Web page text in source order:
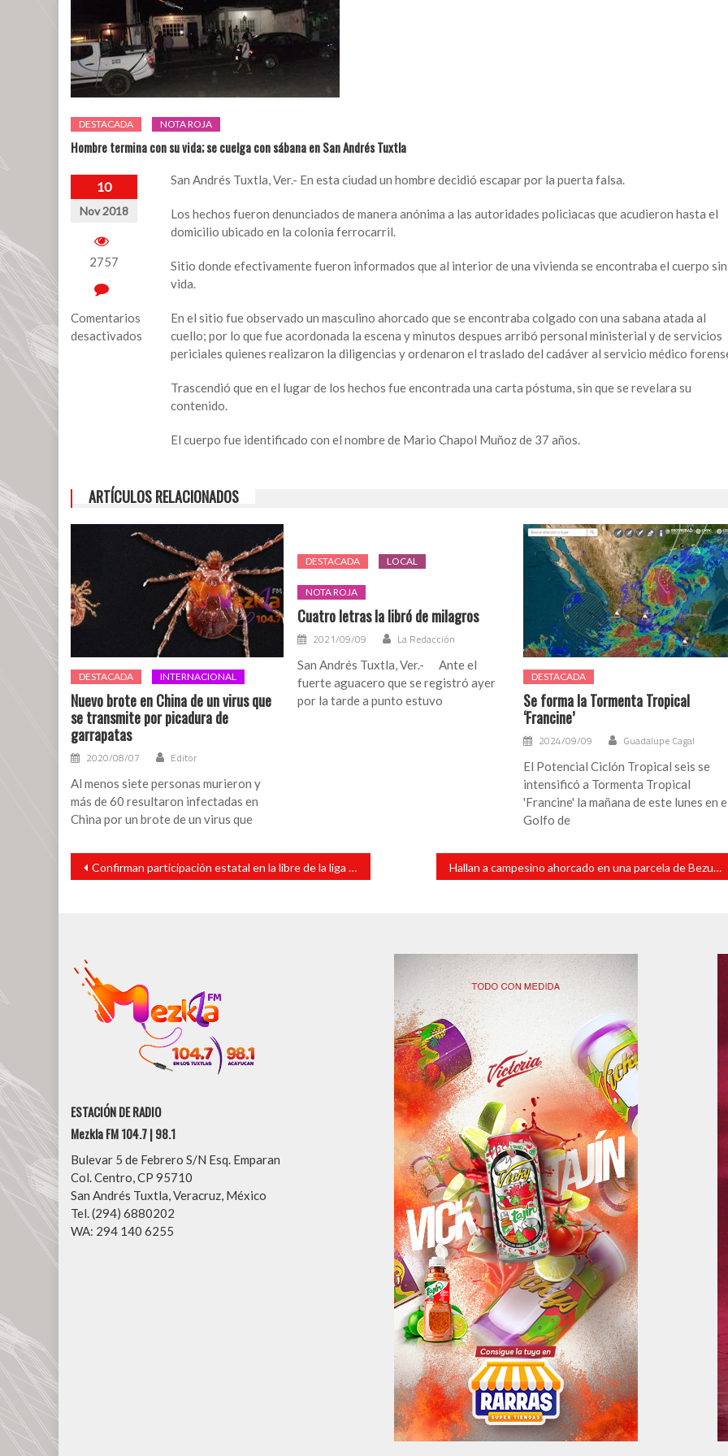
DESTACADA NOTA ROJA
Hombre termina con su vida; se cuelga con sábana en San Andrés Tuxtla
10
Nov 2018
2757
Comentarios
desactivados
cuelga
con
sábana
Andrés
Tuxtla
San Andrés Tuxtla, Ver.- En esta ciudad un hombre decidió escapar por la puerta falsa.
Los hechos fueron denunciados de manera anónima a las autoridades policiacas que acudieron hasta el
domicilio ubicado en la colonia ferrocarril.
Sitio donde efectivamente fueron informados que al interior de una vivienda se encontraba el cuerpo sin
vida.
En el sitio fue observado un masculino ahorcado que se encontraba colgado con una sabana atada al
cuello; por lo que fue acordonada la escena y minutos despues arribó personal ministerial y de servicios
periciales quienes realizaron la diligencias y ordenaron el traslado del cadáver al servicio médico
Trascendió que en el lugar de los hechos fue encontrada una carta póstuma, sin que se revelara su
contenido.
El cuerpo fue identificado con el nombre de Mario Chapol Muñoz de 37 años.
ARTÍCULOS RELACIONADOS
DESTACADA INTERNACIONAL
Nuevo brote en China de un virus que
se transmite por picadura de
garrapatas
2020/08/07 Editor
Al menos siete personas murieron y
más de 60 resultaron infectadas en
China por un brote de un virus que
DESTACADA LOCAL
NOTA ROJA
Cuatro letras la libró de milagros
2021/09/09 La Redacción
San Andrés Tuxtla, Ver.- Ante el
fuerte aguacero que se registró ayer
por la tarde a punto estuvo
DESTACADA
Se forma la Tormenta Tropical
‘Francine’
2024/09/09 Guadalupe Cagal
El Potencial Ciclón Tropical seis se
intensificó a Tormenta Tropical
'Francine' la mañana de este lunes en
Golfo de
Navegación
entradas
Confirman participación estatal en la libre de la liga Belén 84 Hallan a campesino ahorcado en una parcela de Bezuapan
ESTACIÓN DE RADIO
Mezkla FM 104.7 | 98.1
Bulevar 5 de Febrero S/N Esq. Emparan
Col. Centro, CP 95710
San Andrés Tuxtla, Veracruz, México
Tel. (294) 6880202
WA: 294 140 6255